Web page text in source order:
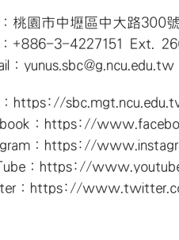
桃園市中壢區中大路300
+886-3-4227151 Ext.
：yunus.sbc@g.ncu.edu.tw
https://
：https://
：https://
：https://
：https://